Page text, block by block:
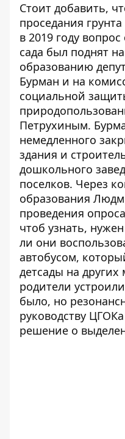
Стоит добавить,
проседания
в 2019 году
сада был поднят
образованию
Бурман и на
социальной
Петрухиным.
немедленного
здания и
дошкольного
поселков. Через
образования
проведения
чтоб узнать,
ли они
автобусом,
детсады на
родители
было, но
руководству
решение о